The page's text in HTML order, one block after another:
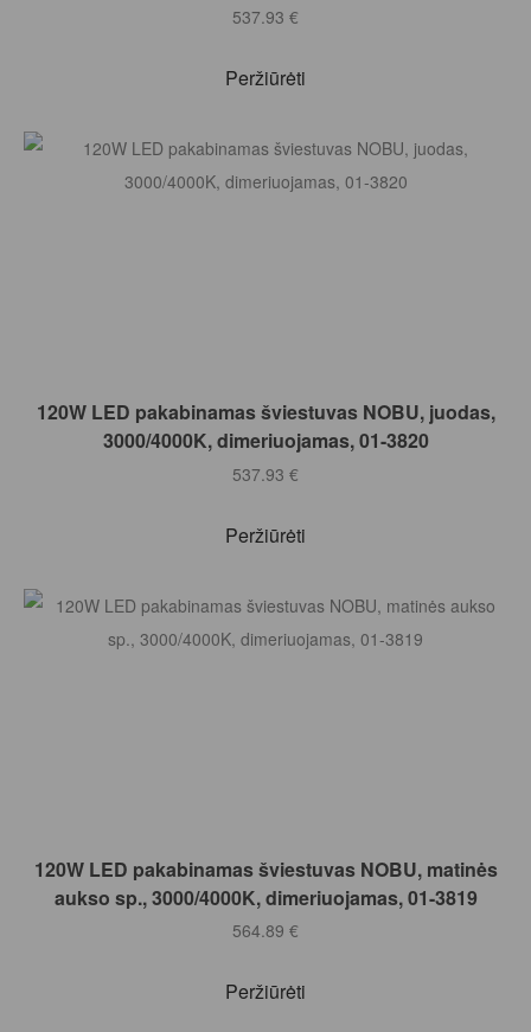
537.93 €
Peržiūrėti
Į KREPŠELĮ
120W LED pakabinamas šviestuvas NOBU, juodas,
3000/4000K, dimeriuojamas, 01-3820
537.93 €
Peržiūrėti
Į KREPŠELĮ
120W LED pakabinamas šviestuvas NOBU, matinės
aukso sp., 3000/4000K, dimeriuojamas, 01-3819
564.89 €
Peržiūrėti